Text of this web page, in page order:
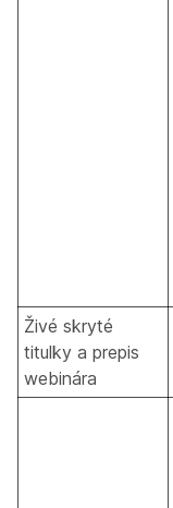
Živé skryté
titulky a prepis
webinára